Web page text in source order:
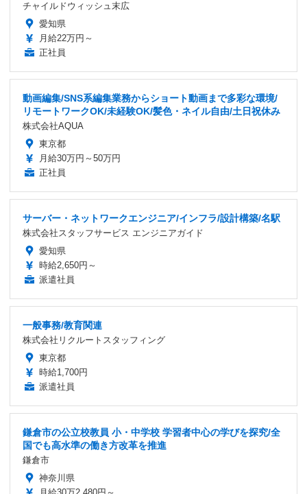
チャイルドウィッシュ末広
愛知県
月給22万円～
正社員
動画編集/SNS系編集業務からショート動画まで多彩な環境/
リモートワークOK/未経験OK/髪色・ネイル自由/土日祝休み
株式会社AQUA
東京都
月給30万円～50万円
正社員
サーバー・ネットワークエンジニア/インフラ/設計構築/名駅
株式会社スタッフサービス エンジニアガイド
愛知県
時給2,650円～
派遣社員
一般事務/教育関連
株式会社リクルートスタッフィング
東京都
時給1,700円
派遣社員
鎌倉市の公立校教員 小・中学校 学習者中心の学びを探究/全
国でも高水準の働き方改革を推進
鎌倉市
神奈川県